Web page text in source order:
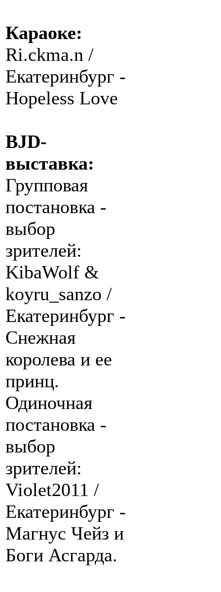
Караоке:
Ri.ckma.n /
Екатеринбург -
Hopeless Love
BJD-
выставка:
Групповая
постановка -
выбор
зрителей:
KibaWolf &
koyru_sanzo /
Екатеринбург -
Снежная
королева и ее
принц.
Одиночная
постановка -
выбор
зрителей:
Violet2011 /
Екатеринбург -
Магнус Чейз и
Боги Асгарда.